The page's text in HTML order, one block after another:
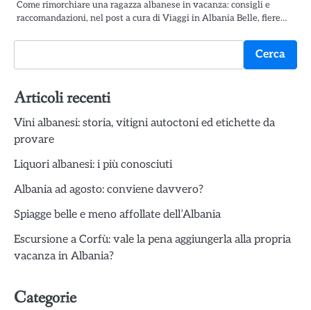
Come rimorchiare una ragazza albanese in vacanza: consigli e
raccomandazioni, nel post a cura di Viaggi in Albania Belle, fiere…
Cerca
Articoli recenti
Vini albanesi: storia, vitigni autoctoni ed etichette da
provare
Liquori albanesi: i più conosciuti
Albania ad agosto: conviene davvero?
Spiagge belle e meno affollate dell’Albania
Escursione a Corfù: vale la pena aggiungerla alla propria
vacanza in Albania?
Categorie